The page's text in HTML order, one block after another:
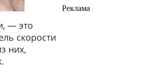
— это
скорости
них,
Реклама